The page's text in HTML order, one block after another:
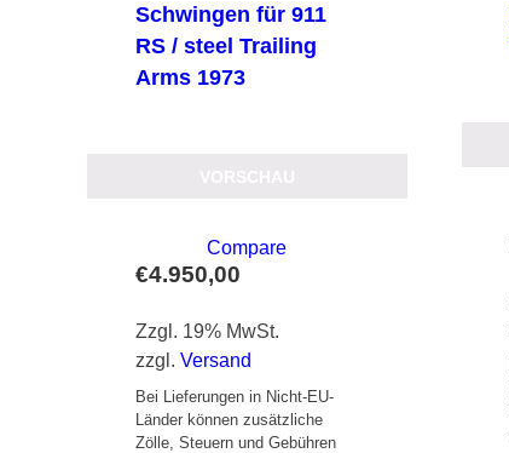
Schwingen für 911
RS / steel Trailing
Arms 1973
€4.950,00
Zzgl. 19% MwSt.
zzgl. Versand
Bei Lieferungen in Nicht-EU-
Länder können zusätzliche
Zölle, Steuern und Gebühren
Compare